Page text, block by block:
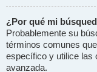
¿Por qué mi
Probablemente su
términos comunes
específico y utilice las
avanzada.